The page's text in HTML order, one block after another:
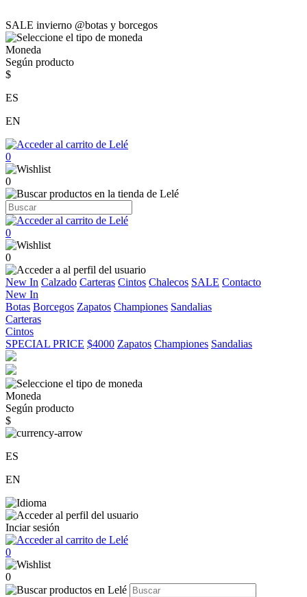
SALE invierno @botas y borcegos
Moneda
Según producto
$
ES
EN
0
0
0
0
New In Calzado Carteras Cintos Chalecos SALE Contacto
New In
Botas Borcegos Zapatos Championes Sandalias
Carteras
Cintos
SPECIAL PRICE $4000 Zapatos Championes Sandalias
Moneda
Según producto
$
ES
EN
Inciar sesión
0
0